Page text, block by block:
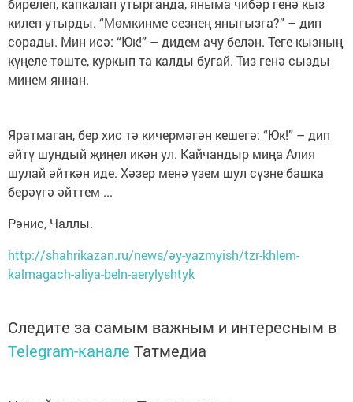
бирелеп, капкалап утырганда, яныма чибәр генә кыз
килеп утырды. “Мөмкинме сезнең яныгызга?” – дип
сорады. Мин исә: “Юк!” – дидем ачу белән. Теге кызның
күңеле төште, куркып та калды бугай. Тиз генә сызды
минем яннан.
Яратмаган, бер хис тә кичермәгән кешегә: “Юк!” – дип
әйтү шундый җиңел икән ул. Кайчандыр миңа Алия
шулай әйткән иде. Хәзер менә үзем шул сүзне башка
берәүгә әйттем ...
Рәнис, Чаллы.
http://shahrikazan.ru/news/әy-yazmyish/tzr-khlem-
kalmagach-aliya-beln-aerylyshtyk
Следите за самым важным и интересным в
Telegram-канале Татмедиа